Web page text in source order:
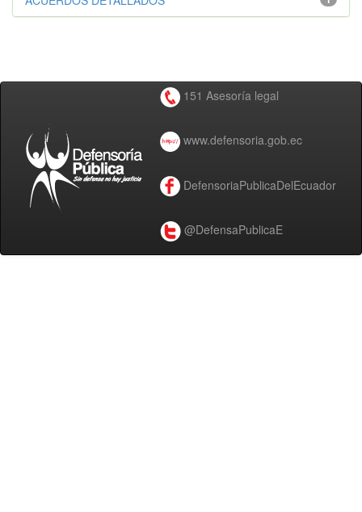
151 Asesoría legal
www.defensoria.gob.ec
DefensoriaPublicaDelEcuador
@DefensaPublicaE